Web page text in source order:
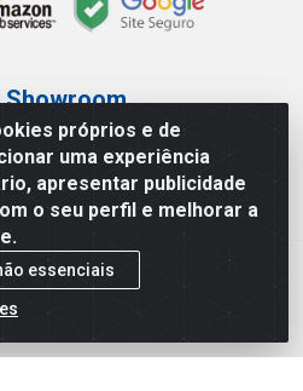
próprios e de
uma experiência
apresentar publicidade
o seu perfil e melhorar a
essenciais
Showroom
3227-0546
- Pari - São Paulo/SP
Av. Vautier, 585/597 - Pari - São
- CNPJ 27.717.135/0001-29